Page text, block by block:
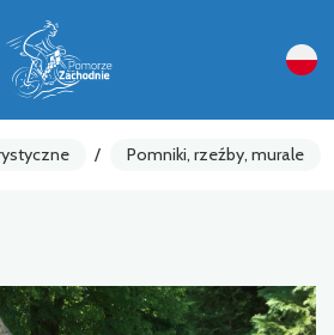
/ Pomniki, rzeźby, murale